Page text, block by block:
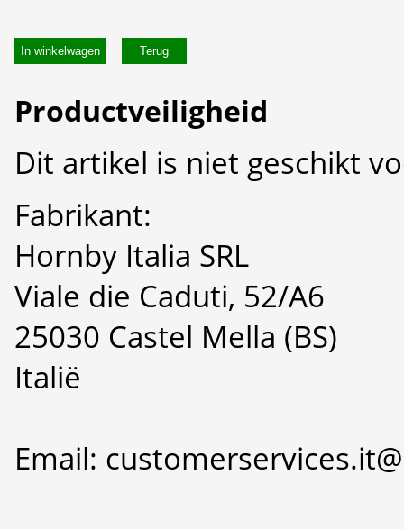
In winkelwagen
Productveiligheid
Dit artikel is niet geschikt
Fabrikant:
Hornby Italia SRL
Viale die Caduti, 52/A6
25030 Castel Mella (BS)
Italië
Email: